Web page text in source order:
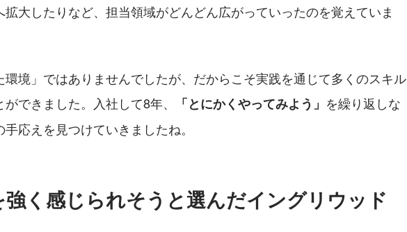
大したりなど、担当領域がどんどん広がっていったのを覚えていま
環境」ではありませんでしたが、だからこそ実践を通じて多くのスキル
できました。入社して8年、
「とにかくやってみよう」 を繰り返しな
応えを見つけていきましたね。
く感じられそうと選んだイングリウッド